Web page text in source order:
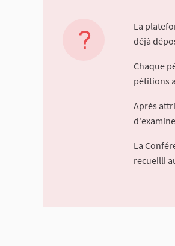
La
déjà
Chaque
pétitions
Après
La
recueilli